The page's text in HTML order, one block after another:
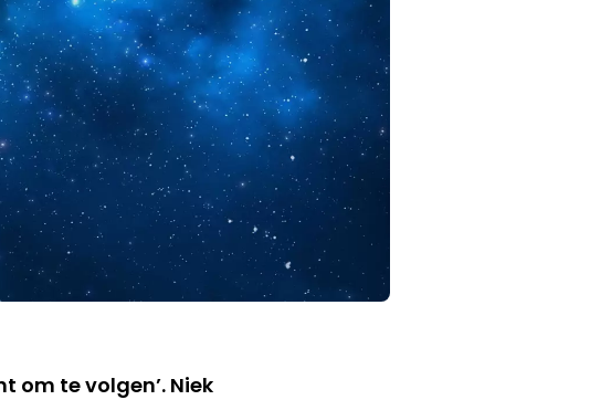
om te volgen’. Niek